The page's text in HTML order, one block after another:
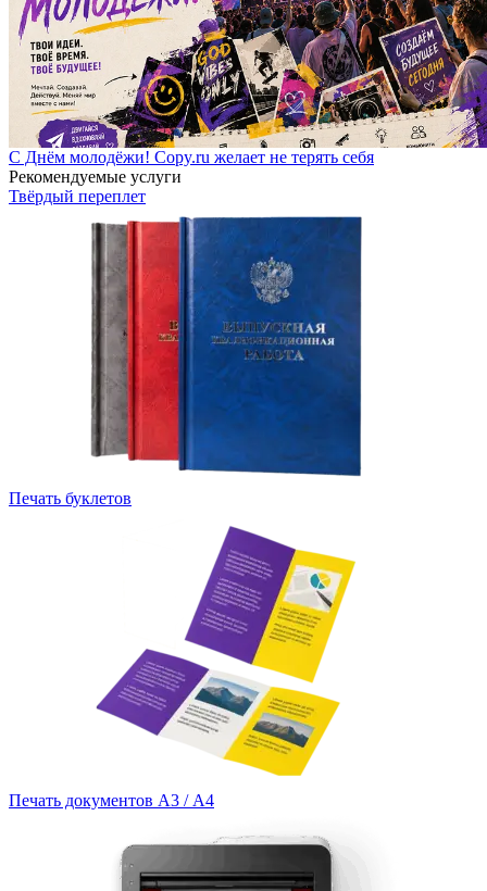
С Днём молодёжи! Copy.ru желает не терять себя
Рекомендуемые услуги
Твёрдый переплет
Печать буклетов
Печать документов А3 / А4